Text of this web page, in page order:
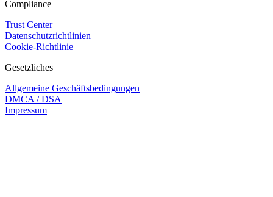
Compliance
Trust Center
Datenschutzrichtlinien
Cookie-Richtlinie
Gesetzliches
Allgemeine Geschäftsbedingungen
DMCA / DSA
Impressum